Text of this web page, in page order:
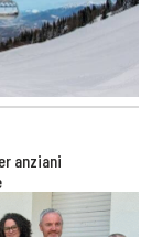
anziani